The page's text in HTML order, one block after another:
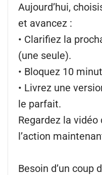
Aujourd’hui,
et avancez :
• Clarifiez la
(une seule).
• Bloquez 10
• Livrez une
le parfait.
Regardez la
l’action
Besoin d’un coup